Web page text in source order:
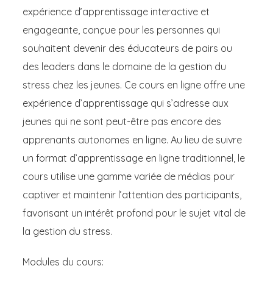
expérience d’apprentissage interactive et
engageante, conçue pour les personnes qui
souhaitent devenir des éducateurs de pairs ou
des leaders dans le domaine de la gestion du
stress chez les jeunes. Ce cours en ligne offre une
expérience d’apprentissage qui s’adresse aux
jeunes qui ne sont peut-être pas encore des
apprenants autonomes en ligne. Au lieu de suivre
un format d’apprentissage en ligne traditionnel, le
cours utilise une gamme variée de médias pour
captiver et maintenir l’attention des participants,
favorisant un intérêt profond pour le sujet vital de
la gestion du stress.
Modules du cours: